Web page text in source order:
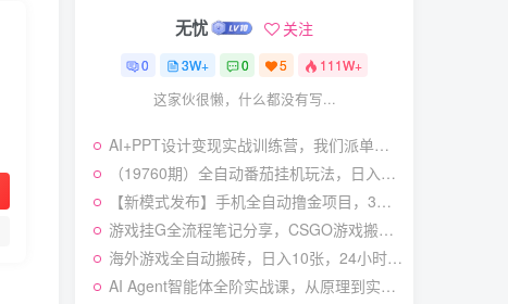
3 （19545期）AI短剧创
作：
ChatGPT+Seedance2.0教
程，从零制作恶毒女配短
全流程
13天前
4 7月最新抖音Ai美女涨粉
技术，3天万粉，小白也能
快速起号涨粉变现
27天前
5 （19538期）人性思维格
局短视频教学：20W博主亲
授×标准化流程×字幕封面设
计×AI提示词×橱窗带货6W
13天前 ￥3.9
无忧 关注
0 3W+ 0 5 111W+
这家伙很懒，什么都没有写...
AI+PPT设计变现实战训练营，我们派单，让你的才华直接变现，三大核心模块带你构建Al设计x派单变现的完整闭环
（19760期）全自动番茄挂机玩法，日入300+，操作门槛低，一台电脑即可开展
【新模式发布】手机全自动撸金项目，3台手机一天200+，保姆级教程及全套工具【揭秘】
游戏挂G全流程笔记分享，CSGO游戏搬砖，小白看了当天学会见收益【揭秘】
海外游戏全自动搬砖，日入10张，24小时全自动运行，无需人工值守，绿色稳定！【揭秘】
AI Agent智能体全阶实战课，从原理到实操，手把手搭建可自动运行的AI Agent